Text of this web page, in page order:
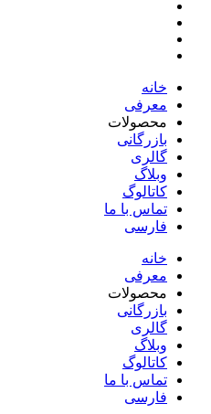
خانه
معرفی
محصولات
بازرگانی
گالری
وبلاگ
کاتالوگ
تماس با ما
فارسی
خانه
معرفی
محصولات
بازرگانی
گالری
وبلاگ
کاتالوگ
تماس با ما
فارسی